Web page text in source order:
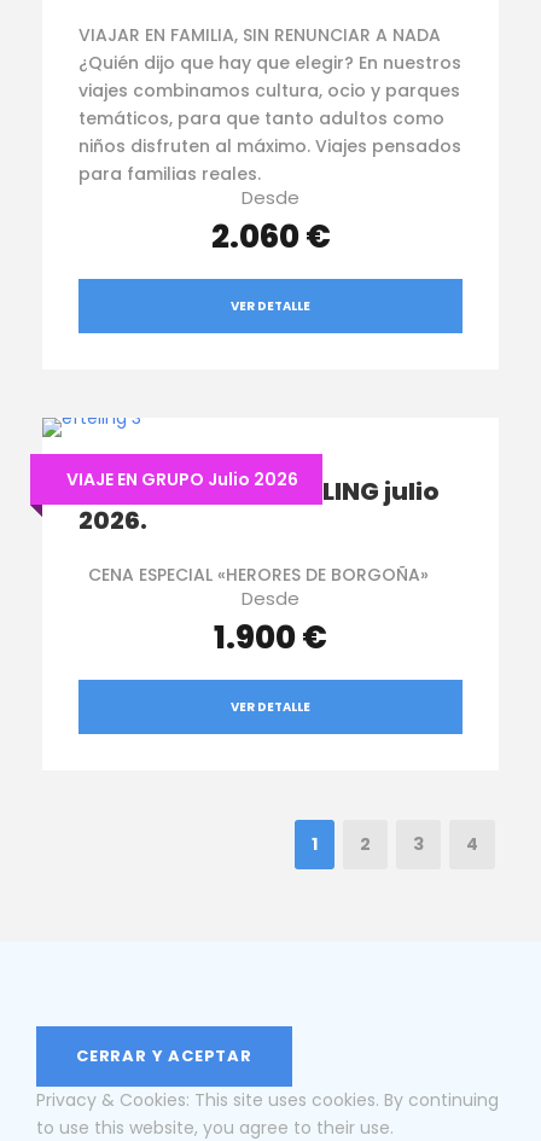
VIAJAR EN FAMILIA, SIN RENUNCIAR A NADA
¿Quién dijo que hay que elegir? En nuestros
viajes combinamos cultura, ocio y parques
temáticos, para que tanto adultos como
niños disfruten al máximo. Viajes pensados
para familias reales.
Desde
2.060 €
VER DETALLE
VIAJE EN GRUPO Julio 2026
AMSTERDAM & EFTELING julio
2026.
CENA ESPECIAL «HERORES DE BORGOÑA»
Desde
1.900 €
VER DETALLE
1 2 3 4
Privacy & Cookies: This site uses cookies. By continuing
to use this website, you agree to their use.